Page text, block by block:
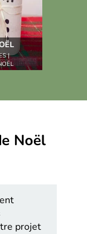
|
Noël
projet